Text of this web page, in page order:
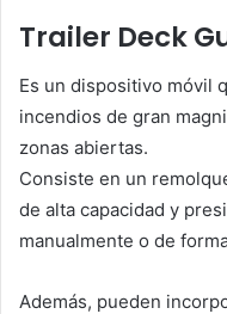
Trailer Deck
Es un dispositivo móvil
incendios de gran
zonas abiertas.
Consiste en un
de alta capacidad y
manualmente o de
Además, pueden